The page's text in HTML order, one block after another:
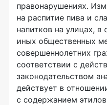
правонарушениях.
на распитие пива и
напитков на улицах, в
иных общественных
совершеннолетних
соответствии с
законодательством
действует в
с содержанием